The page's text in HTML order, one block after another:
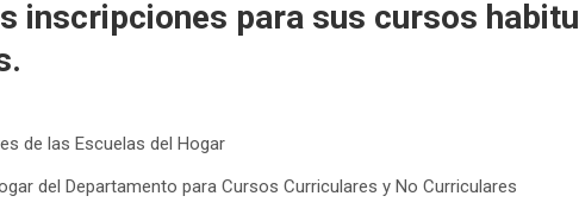
inscripciones para sus cursos
de las Escuelas del Hogar
del Departamento para Cursos Curriculares y No Curriculares